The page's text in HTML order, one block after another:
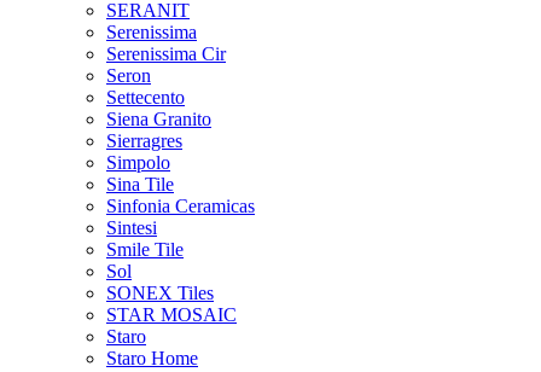
SERANIT
Serenissima
Serenissima Cir
Seron
Settecento
Siena Granito
Sierragres
Simpolo
Sina Tile
Sinfonia Ceramicas
Sintesi
Smile Tile
Sol
SONEX Tiles
STAR MOSAIC
Staro
Staro Home